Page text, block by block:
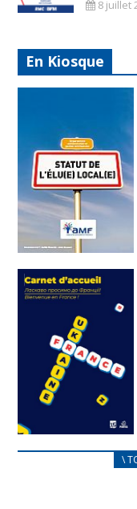
8 juillet
En Kiosque
Statut de
l’élu local
Mise à jour avril
2024
FEUILLETER
\